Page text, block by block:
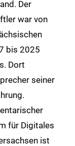
Der
war von
bis 2025
Dort
seiner
für Digitales
ist